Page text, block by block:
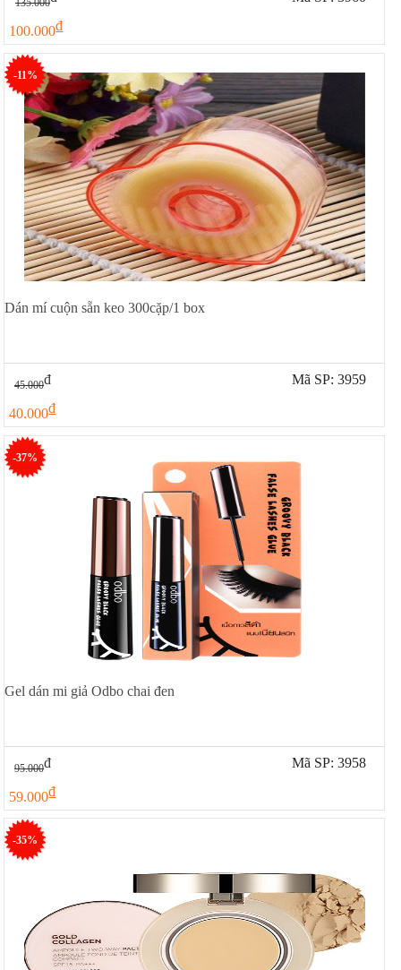
135.000
100.000đ
-11%
Dán mí cuộn sẵn keo 300cặp/1 box
45.000đ
40.000đ
Mã SP: 3959
-37%
Gel dán mi giả Odbo chai đen
95.000đ
59.000đ
Mã SP: 3958
-35%